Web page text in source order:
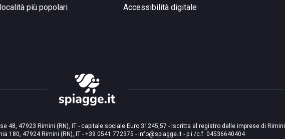
più popolari
Accessibilità digitale
48, 47923 Rimini (RN), IT - capitale sociale Euro 31245,57 - Iscritta al registro delle imprese di Rimini
180, 47924 Rimini (RN), IT - +39 0541 772375 - info@spiagge.it - p.i./c.f. 04536640404